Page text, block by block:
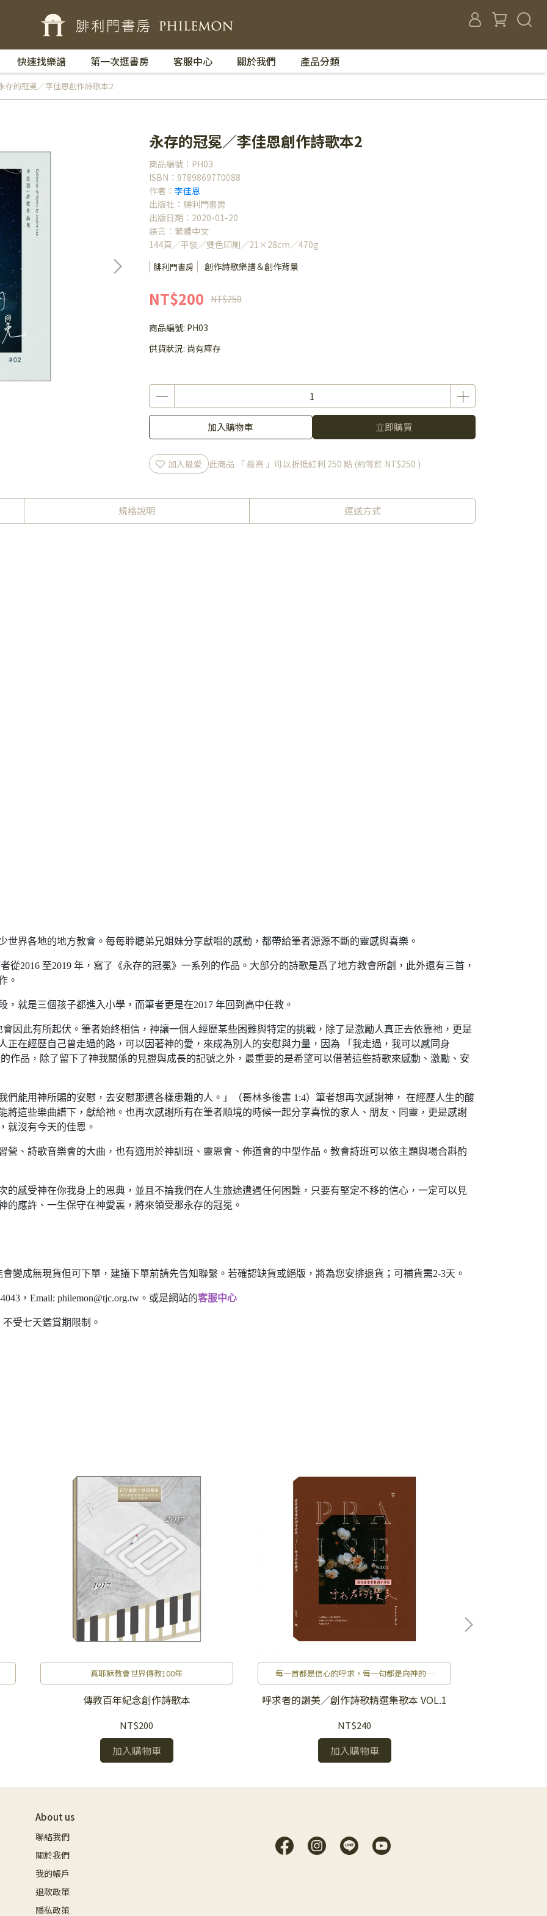
快速找樂譜 第一次逛書房 客服中心 關於我們 產品分類
存的冠冕／李佳恩創作詩歌本2
永存的冠冕／李佳恩創作詩歌本2
商品編號：PH03
ISBN：9789869770088
作者： 李佳恩
出版社：腓利門書房
出版日期：2020-01-20
語言：繁體中文
144頁／平裝／雙色印刷／21×28cm／470g
腓利門書房 創作詩歌樂譜＆創作背景
NT$200 NT$250
商品編號: PH03
供貨狀況: 尚有庫存
加入購物車 立即購買
加入最愛 此商品 「 最高 」可以折抵紅利 250 點 (約等於 NT$250 )
規格說明 運送方式
世界各地的地方教會。每每聆聽弟兄姐妹分享獻唱的感動，都帶給筆者源源不斷的靈感與喜樂。
從2016 至2019 年，寫了《永存的冠冕》一系列的作品。大部分的詩歌是爲了地方教會所創，此外還有三首，
。
就是三個孩子都進入小學，而筆者更是在2017 年回到高中任教。
因此有所起伏。筆者始終相信，神讓一個人經歷某些困難與特定的挑戰，除了是激勵人真正去依靠祂，更是
正在經歷自己曾走過的路，可以因著神的愛，來成為別人的安慰與力量，因為 「我走過，我可以感同身
作品，除了留下了神我關係的見證與成長的記號之外，最重要的是希望可以借著這些詩歌來感動、激勵、安
們能用神所賜的安慰，去安慰那遭各樣患難的人。」（哥林多後書 1:4）筆者想再次感謝神， 在經歷人生的酸
將這些樂曲譜下，獻給祂。也再次感謝所有在筆者順境的時候一起分享喜悅的家人、朋友、同靈，更是感謝
就沒有今天的佳恩。
營、詩歌音樂會的大曲，也有適用於神訓班、靈恩會、佈道會的中型作品。教會詩班可以依主題與場合斟酌
的感受神在你我身上的恩典，並且不論我們在人生旅途遭遇任何困難，只要有堅定不移的信心，一定可以見
的應許、一生保守在神愛裏，將來領受那永存的冠冕。
會變成無現貨但可下單，建議下單前請先告知聯繫。若確認缺貨或絕版，將為您安排退貨；可補貨需2-3天。
，Email: philemon@tjc.org.tw 。或是網站的客服中心
受七天鑑賞期限制。
真耶穌教會世界傳教100年
傳教百年紀念創作詩歌本
NT$200
加入購物車
每一首都是信心的呼求，每一句都是向神的回
音。
呼求者的讚美／創作詩歌精選集歌本 VOL.1
NT$240
加入購物車
About us
聯絡我們
關於我們
我的帳戶
退款政策
隱私政策